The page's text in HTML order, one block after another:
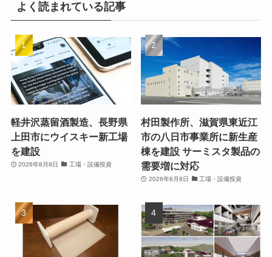
よく読まれている記事
軽井沢蒸留酒製造、長野県
上田市にウイスキー新工場
を建設
2026年8月8日 工場・設備投資
村田製作所、滋賀県東近江
市の八日市事業所に新生産
棟を建設 サーミスタ製品の
需要増に対応
2026年8月8日 工場・設備投資